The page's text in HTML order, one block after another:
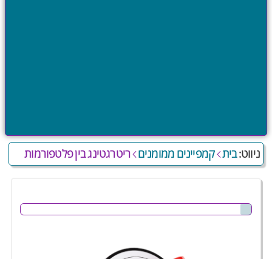
ניווט:בית קמפיינים ממומנים ריטרגטינג בין פלטפורמות